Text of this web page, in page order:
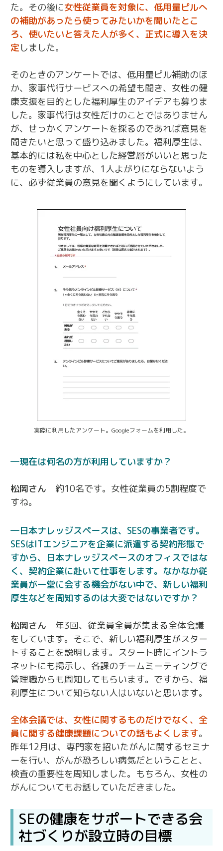
た。その後に女性従業員を対象に、低用量ピルへ
の補助があったら使ってみたいかを聞いたとこ
ろ、使いたいと答えた人が多く、正式に導入を決
定しました。
そのときのアンケートでは、低用量ピル補助のほ
か、家事代行サービスへの希望も聞き、女性の健
康支援を目的とした福利厚生のアイデアも募りま
した。家事代行は女性だけのことではありません
が、せっかくアンケートを採るのであれば意見を
聞きたいと思って盛り込みました。福利厚生は、
基本的には私を中心とした経営層がいいと思った
ものを導入しますが、1人よがりにならないよう
に、必ず従業員の意見を聞くようにしています。
実際に利用したアンケート。Googleフォームを利用した。
現在は何名の方が利用していますか？
松岡さん
約10名です。女性従業員の5割程度で
すね。
日本ナレッジスペースは、SESの事業者です。
SESはITエンジニアを企業に派遣する契約形態で
すから、日本ナレッジスペースのオフィスではな
く、契約企業に赴いて仕事をします。なかなか従
業員が一堂に会する機会がない中で、新しい福利
厚生などを周知するのは大変ではないですか？
松岡さん
年3回、従業員全員が集まる全体会議
をしています。そこで、新しい福利厚生がスター
トすることを説明します。スタート時にイントラ
ネットにも掲示し、各課のチームミーティングで
管理職からも周知してもらいます。ですから、福
利厚生について知らない人はいないと思います。
全体会議では、女性に関するものだけでなく、全
員に関する健康課題についての話もよくします。
昨年12月は、専門家を招いたがんに関するセミナ
ーを行い、がんが恐ろしい病気だということと、
検査の重要性を周知しました。もちろん、女性の
がんについてもお話していただきました。
SEの健康をサポートできる会
社づくりが設立時の目標